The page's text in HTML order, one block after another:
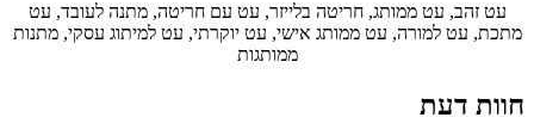
עט זהב, עט ממותג, חריטה בלייזר, עט עם חריטה, מתנה לעובד, עט
מתכת, עט למורה, עט ממותג אישי, עט יוקרתי, עט למיתוג עסקי, מתנות
ממותגות
חוות דעת